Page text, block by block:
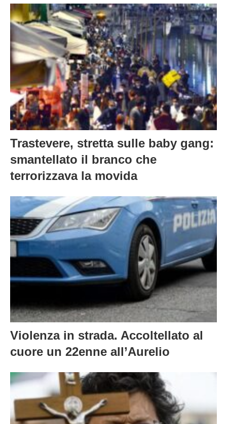
Trastevere, stretta sulle baby gang:
smantellato il branco che
terrorizzava la movida
Violenza in strada. Accoltellato al
cuore un 22enne all’Aurelio